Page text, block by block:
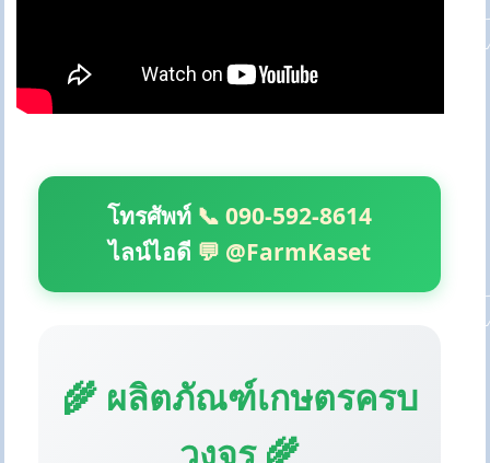
โทรศัพท์ 📞 090-592-8614
ไลน์ไอดี 💬 @FarmKaset
🌾 ผลิตภัณฑ์เกษตรครบ
วงจร 🌾